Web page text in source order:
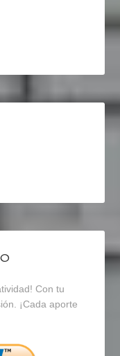
Con tu
¡Cada aporte